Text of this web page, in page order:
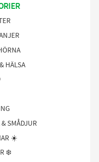
HÄLSA
& SMÅDJUR
☀️
❄️